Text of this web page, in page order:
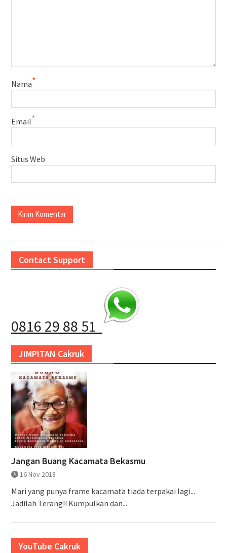
Nama*
Email*
Situs Web
Contact Support
0816 29 88 51
JIMPITAN Cakruk
Jangan Buang Kacamata Bekasmu
16 Nov 2018
Mari yang punya frame kacamata tiada terpakai lagi...
Jadilah Terang!! Kumpulkan dan...
YouTube Cakruk